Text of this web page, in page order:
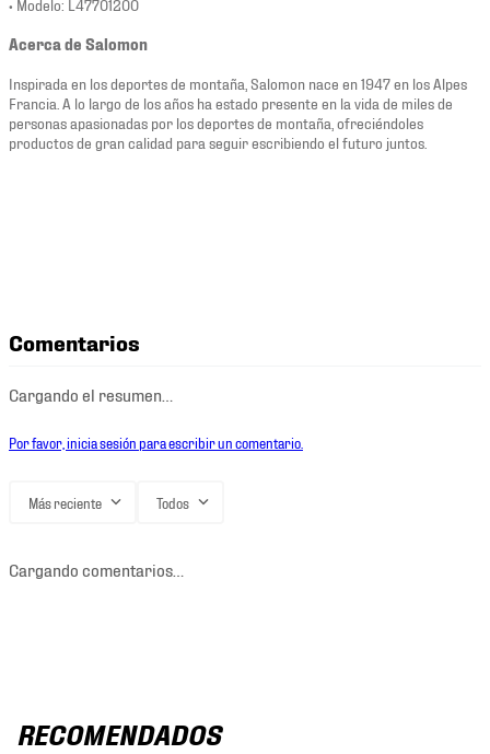
• Modelo: L47701200
Acerca de Salomon
Inspirada en los deportes de montaña, Salomon nace en 1947 en los Alpes
Francia. A lo largo de los años ha estado presente en la vida de miles de
personas apasionadas por los deportes de montaña, ofreciéndoles
productos de gran calidad para seguir escribiendo el futuro juntos.
Comentarios
Cargando el resumen…
Por favor, inicia sesión para escribir un comentario.
Más reciente Todos
Cargando comentarios…
RECOMENDADOS